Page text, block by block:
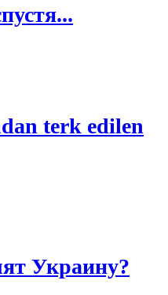
terk edilen
Украину?